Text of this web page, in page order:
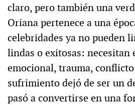
claro, pero también una
Oriana pertenece a una
celebridades ya no pueden
lindas o exitosas: necesitan
emocional, trauma,
sufrimiento dejó de ser un
pasó a convertirse en una